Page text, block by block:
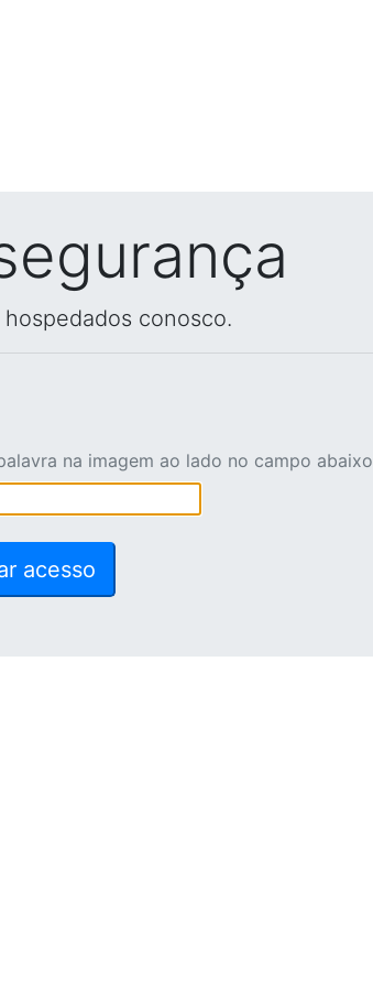
conosco.
na imagem ao lado no campo abaixo